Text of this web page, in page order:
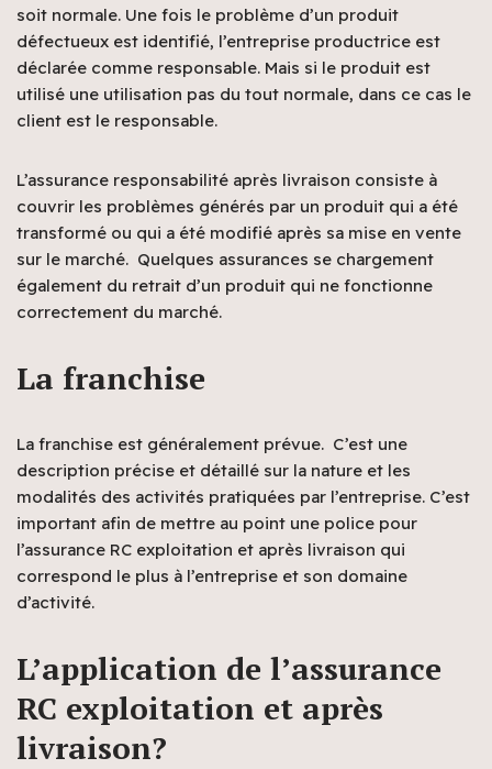
soit normale. Une fois le problème d’un produit
défectueux est identifié, l’entreprise productrice est
déclarée comme responsable. Mais si le produit est
utilisé une utilisation pas du tout normale, dans ce cas le
client est le responsable.
L’assurance responsabilité après livraison consiste à
couvrir les problèmes générés par un produit qui a été
transformé ou qui a été modifié après sa mise en vente
sur le marché. Quelques assurances se chargement
également du retrait d’un produit qui ne fonctionne
correctement du marché.
La franchise
La franchise est généralement prévue. C’est une
description précise et détaillé sur la nature et les
modalités des activités pratiquées par l’entreprise. C’est
important afin de mettre au point une police pour
l’assurance RC exploitation et après livraison qui
correspond le plus à l’entreprise et son domaine
d’activité.
L’application de l’assurance
RC exploitation et après
livraison?